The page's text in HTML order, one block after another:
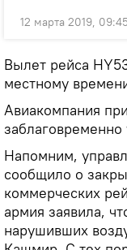
12 марта 2019, 09:45
Вылет рейса
местному
Авиакомпания
заблаговременно
Напомним,
сообщило о
коммерческих
армия заявила,
нарушивших